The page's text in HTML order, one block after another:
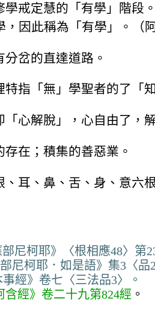
學戒定慧的「有學」階段
，因此稱為「有學」。（
分岔的直達道路。
特指「無」學聖者的了「
「心解脫」，心自由了，
存在；積集的善惡業。
、耳、鼻、舌、身、意六
尼柯耶》〈根相應48〉第
尼柯耶．如是語》集3〈品
事經》卷七〈三法品3〉。
含經》卷二十九第824經 。